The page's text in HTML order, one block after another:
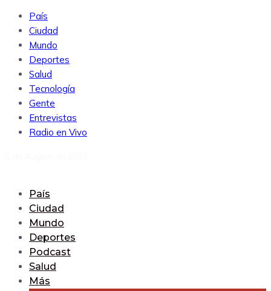
País
Ciudad
Mundo
Deportes
Salud
Tecnología
Gente
Entrevistas
Radio en Vivo
País
Ciudad
Mundo
Deportes
Podcast
Salud
Más